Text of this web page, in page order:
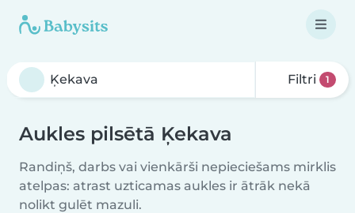
Filtri 1
Aukles pilsētā Ķekava
Randiņš, darbs vai vienkārši nepieciešams mirklis
atelpas: atrast uzticamas aukles ir ātrāk nekā
nolikt gulēt mazuli.